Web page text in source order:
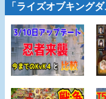
「ライズオブキング